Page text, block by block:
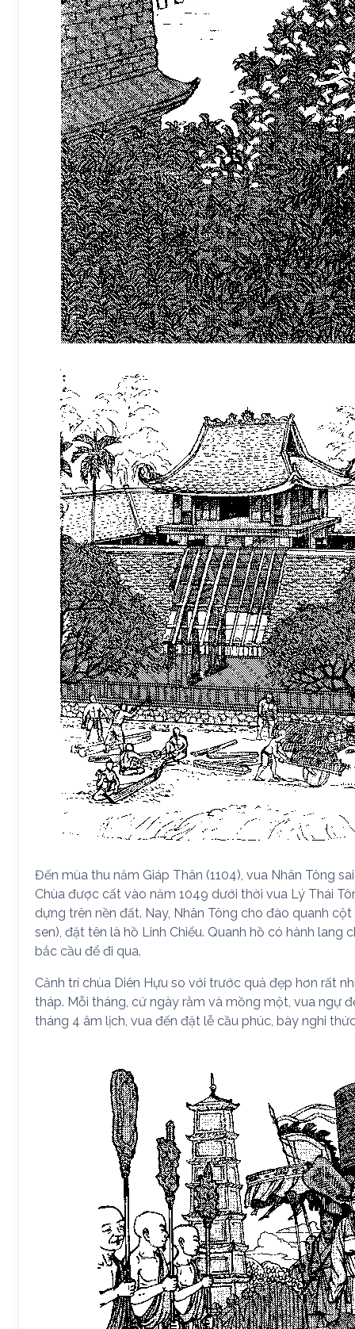
Đến mùa thu năm Giáp Thân (1104), vua Nhân Tông
Chùa được cất vào năm 1049 dưới thời vua Lý Thái
dựng trên nền đất. Nay, Nhân Tông cho đào quanh
sen), đặt tên là hồ Linh Chiểu. Quanh hồ có hành lang
bắc cầu để đi qua.
Cảnh trí chùa Diên Hựu so với trước quả đẹp hơn rất
tháp. Mỗi tháng, cứ ngày rằm và mồng một, vua ngự
tháng 4 âm lịch, vua đến đặt lễ cầu phúc, bày nghi